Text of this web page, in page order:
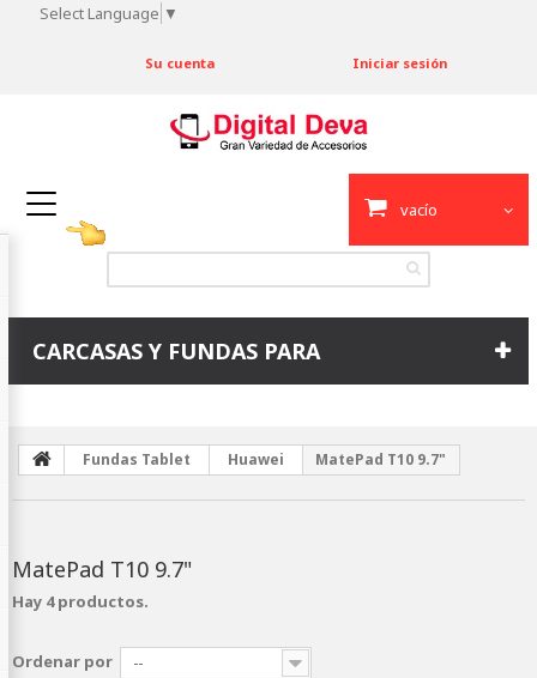
Select Language ▼
Iniciar sesión
Su cuenta
vacío
CARCASAS Y FUNDAS PARA
Fundas Tablet Huawei MatePad T10 9.7"
MatePad T10 9.7"
Hay 4 productos.
Ordenar por --